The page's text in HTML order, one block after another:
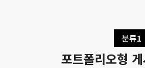
분류1
포트폴리오형